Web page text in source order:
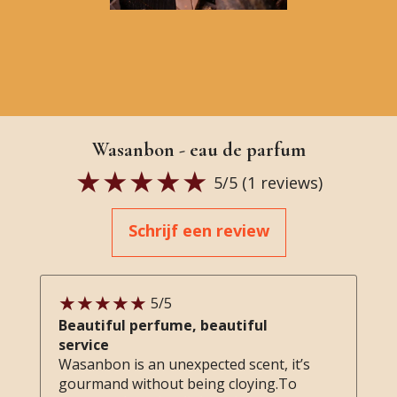
Wasanbon - eau de parfum
5/5 (1 reviews)
Schrijf een review
5/5
Beautiful perfume, beautiful
service
Wasanbon is an unexpected scent, it’s
gourmand without being cloying.To